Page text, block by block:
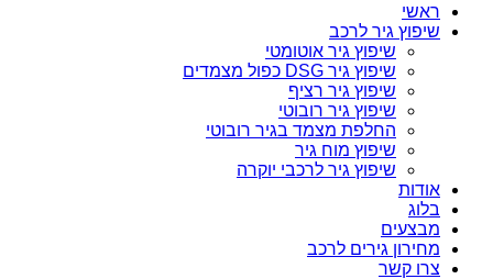
ראשי
שיפוץ גיר לרכב
שיפוץ גיר אוטומטי
שיפוץ גיר DSG כפול מצמדים
שיפוץ גיר רציף
שיפוץ גיר רובוטי
החלפת מצמד בגיר רובוטי
שיפוץ מוח גיר
שיפוץ גיר לרכבי יוקרה
אודות
בלוג
מבצעים
מחירון גירים לרכב
צרו קשר